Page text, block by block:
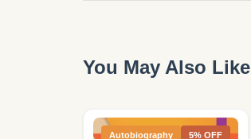
You May Also Like
Autobiography 5% OFF